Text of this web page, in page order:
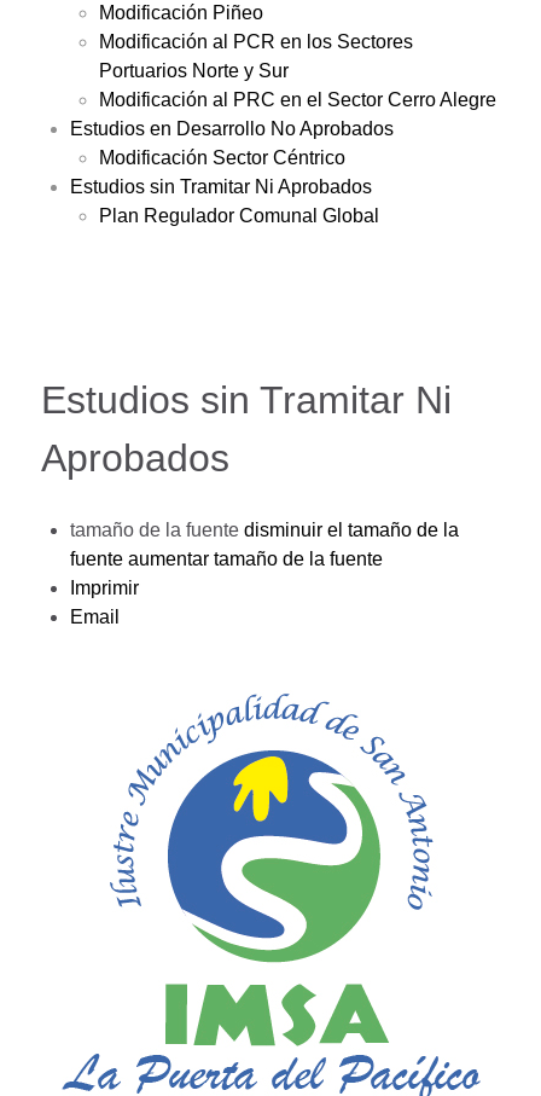
Modificación Piñeo
Modificación al PCR en los Sectores
Portuarios Norte y Sur
Modificación al PRC en el Sector Cerro Alegre
Estudios en Desarrollo No Aprobados
Modificación Sector Céntrico
Estudios sin Tramitar Ni Aprobados
Plan Regulador Comunal Global
Estudios sin Tramitar Ni
Aprobados
tamaño de la fuente disminuir el tamaño de la
fuente aumentar tamaño de la fuente
Imprimir
Email